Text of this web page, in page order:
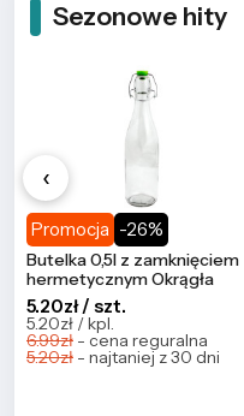
Sezonowe hity
‹
Promocja -26%
Butelka 0,5l z zamknięciem
hermetycznym Okrągła
5.20zł / szt.
5.20zł / kpl.
6.99zł - cena reguralna
5.20zł - najtaniej z 30 dni